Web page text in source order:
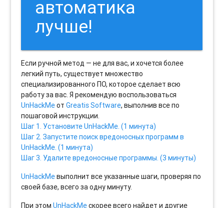
автоматика
лучше!
Если ручной метод — не для вас, и хочется более
легкий путь, существует множество
специализированного ПО, которое сделает всю
работу за вас. Я рекомендую воспользоваться
UnHackMeотGreatis Software, выполнив все по
пошаговой инструкции.
Шаг 1. Установите UnHackMe. (1 минута)
Шаг 2. Запустите поиск вредоносных программ в
UnHackMe. (1 минута)
Шаг 3. Удалите вредоносные программы. (3 минуты)
UnHackMeвыполнит все указанные шаги, проверяя по
своей базе, всего за одну минуту.
При этомUnHackMeскорее всего найдет и другие